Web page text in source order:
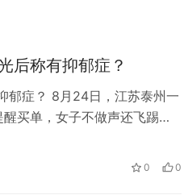
后称有抑郁症？
郁症？ 8月24日，江苏泰州一
买单，女子不做声还飞踢店
员追出阻拦，然后，女子突
0 0